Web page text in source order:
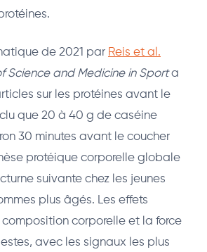
de 2021 par Reis et al.
Science and Medicine in Sporta
sur les protéines avant le
que 20 à 40 g de caséine
30 minutes avant le coucher
protéique corporelle globale
suivante chez les jeunes
plus âgés. Les effets
composition corporelle et la force
avec les signaux les plus